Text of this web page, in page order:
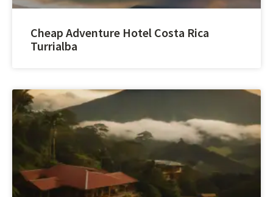
Cheap Adventure Hotel Costa Rica
Turrialba